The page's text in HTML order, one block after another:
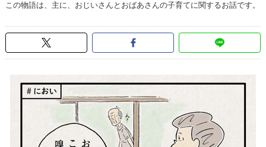
この物語は、主に、おじいさんとおばあさんの子育てに関するお話です。